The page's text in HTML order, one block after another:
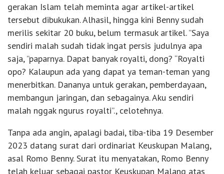
gerakan Islam telah meminta agar artikel-artikel
tersebut dibukukan. Alhasil, hingga kini Benny sudah
merilis sekitar 20 buku, belum termasuk artikel. ”Saya
sendiri malah sudah tidak ingat persis judulnya apa
saja, ”paparnya. Dapat banyak royalti, dong? “Royalti
opo? Kalaupun ada yang dapat ya teman-teman yang
menerbitkan. Dananya untuk gerakan, pemberdayaan,
membangun jaringan, dan sebagainya. Aku sendiri
malah nggak ngurus royalti”., celotehnya.
Tanpa ada angin, apalagi badai, tiba-tiba 19 Desember
2023 datang surat dari ordinariat Keuskupan Malang,
asal Romo Benny. Surat itu menyatakan, Romo Benny
telah keluar sebagai pastor Keuskupan Malang atas